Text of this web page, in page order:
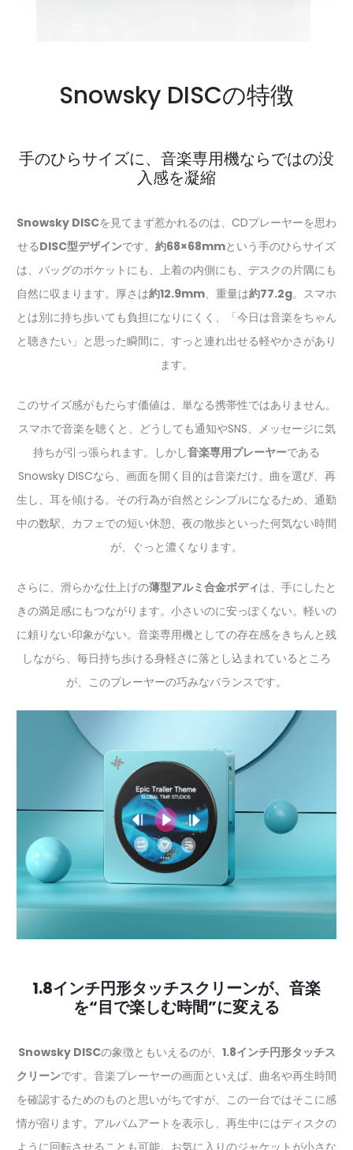
Snowsky DISCの特徴
手のひらサイズに、音楽専用機ならではの没
入感を凝縮
Snowsky DISCを見てまず惹かれるのは、CDプレーヤーを思わ
せるDISC型デザインです。 約68×68mmという手のひらサイズ
は、バッグのポケットにも、上着の内側にも、デスクの片隅にも
自然に収まります。厚さは約12.9mm、重量は約77.2g。スマホ
とは別に持ち歩いても負担になりにくく、「今日は音楽をちゃん
と聴きたい」と思った瞬間に、すっと連れ出せる軽やかさがあり
ます。
このサイズ感がもたらす価値は、単なる携帯性ではありません。
スマホで音楽を聴くと、どうしても通知やSNS、メッセージに気
持ちが引っ張られます。しかし音楽専用プレーヤーである
Snowsky DISCなら、画面を開く目的は音楽だけ。曲を選び、再
生し、耳を傾ける。その行為が自然とシンプルになるため、通勤
中の数駅、カフェでの短い休憩、夜の散歩といった何気ない時間
が、ぐっと濃くなります。
さらに、滑らかな仕上げの薄型アルミ合金ボディは、手にしたと
きの満足感にもつながります。小さいのに安っぽくない。軽いの
に頼りない印象がない。音楽専用機としての存在感をきちんと残
しながら、毎日持ち歩ける身軽さに落とし込まれているところ
が、このプレーヤーの巧みなバランスです。
1.8インチ円形タッチスクリーンが、音楽
を“目で楽しむ時間”に変える
Snowsky DISCの象徴ともいえるのが、 1.8インチ円形タッチス
クリーンです。音楽プレーヤーの画面といえば、曲名や再生時間
を確認するためのものと思いがちですが、この一台ではそこに感
情が宿ります。アルバムアートを表示し、再生中にはディスクの